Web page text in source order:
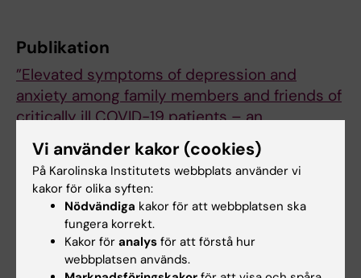
Publikation
”Elevated symptoms of depression and
anxiety among family members and friends of
critically ill COVID-19 patients – an
observational study of five cohorts across
four countries
”, Anikó Lovik, Juan González-
Hijón, Asle Hoffart, Chloe Fawns-Ritchie,
Ingibjörg Magnúsdóttir, Li Lu, Anna Bára
Unnarsdóttir, Anna K. Kähler, Archie Campbell,
Arna Hauksdóttir, Charilaos Chourpiliadis,
Daniel L. McCartney, Edda Björk Thordardóttir,
Vi använder kakor (cookies)
På Karolinska Institutets webbplats använder vi
kakor för olika syften:
Nödvändiga kakor för att webbplatsen ska
fungera korrekt.
Kakor för analys för att förstå hur
webbplatsen används.